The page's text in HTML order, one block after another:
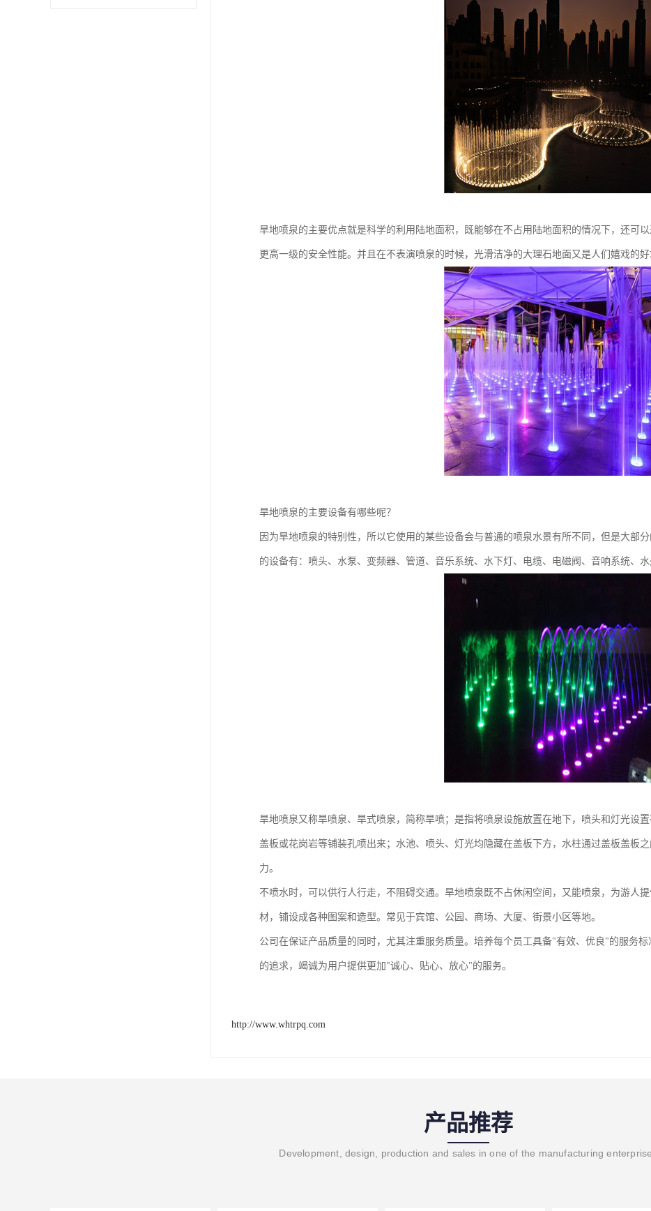
旱地喷泉的主要优点就是科学的利用陆地面积，既能够在不占用陆地面积的情况下，还可
更高一级的安全性能。并且在不表演喷泉的时候，光滑洁净的大理石地面又是人们嬉戏的
旱地喷泉的主要设备有哪些呢？
因为旱地喷泉的特别性，所以它使用的某些设备会与普通的喷泉水景有所不同，但是大部
的设备有：喷头、水泵、变频器、管道、音乐系统、水下灯、电缆、电磁阀、音响系统、水
旱地喷泉又称旱喷泉、旱式喷泉，简称旱喷；是指将喷泉设施放置在地下，喷头和灯光设
盖板或花岗岩等铺装孔喷出来；水池、喷头、灯光均隐藏在盖板下方，水柱通过盖板盖板
力。
不喷水时，可以供行人行走，不阻碍交通。旱地喷泉既不占休闲空间，又能喷泉，为游人
材，铺设成各种图案和造型。常见于宾馆、公园、商场、大厦、街景小区等地。
公司在保证产品质量的同时，尤其注重服务质量。培养每个员工具备"有效、优良"的服务
的追求，竭诚为用户提供更加"诚心、贴心、放心"的服务。
http://www.whtrpq.com
产品推荐
Development, design, production and sales in one of the manufacturing